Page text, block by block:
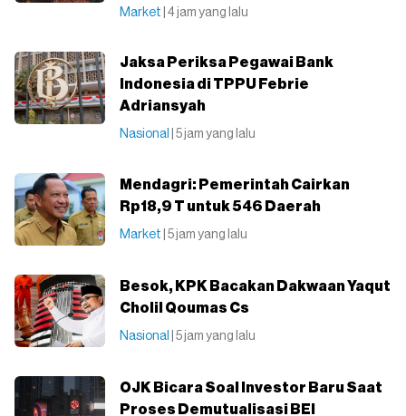
Market | 4 jam yang lalu
Jaksa Periksa Pegawai Bank
Indonesia di TPPU Febrie
Adriansyah
Nasional | 5 jam yang lalu
Mendagri: Pemerintah Cairkan
Rp18,9 T untuk 546 Daerah
Market | 5 jam yang lalu
Besok, KPK Bacakan Dakwaan Yaqut
Cholil Qoumas Cs
Nasional | 5 jam yang lalu
OJK Bicara Soal Investor Baru Saat
Proses Demutualisasi BEI